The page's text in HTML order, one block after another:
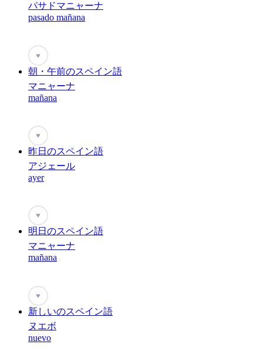
パサドマニャーナ
pasado mañana
♥
朝・午前のスペイン語
マニャーナ
mañana
♥
昨日のスペイン語
アジェール
ayer
♥
明日のスペイン語
マニャーナ
mañana
♥
新しいのスペイン語
ヌエボ
nuevo